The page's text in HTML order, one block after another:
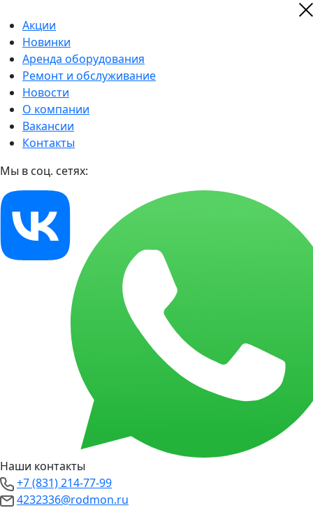
Акции
Новинки
Аренда оборудования
Ремонт и обслуживание
Новости
О компании
Вакансии
Контакты
Мы в соц. сетях:
Наши контакты
+7 (831) 214-77-99
4232336@rodmon.ru